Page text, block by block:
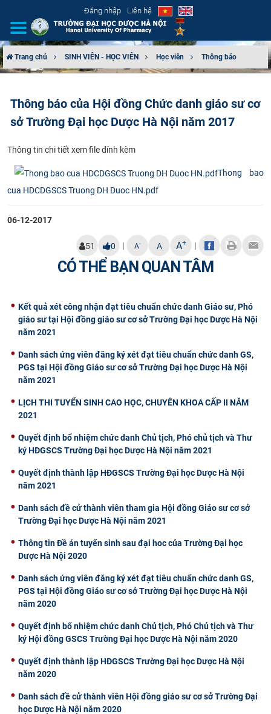
Đăng nhập Liên hệ
CƠ CẤU TỔ CHỨC
ĐÀO TẠO
ĐẢM BẢO CHẤT LƯỢNG
Trang chủ SINH VIÊN - HỌC VIÊN Học viên Thông báo
Thông báo của Hội đồng Chức danh giáo sư cơ
sở Trường Đại học Dược Hà Nội năm 2017
Th​ông tin chi tiết xem file đính kèm
Thong bao
cua HDCDGSCS Truong DH Duoc HN.pdf
06-12-2017
51 0 | A- A A+ |
CÓ THỂ BẠN QUAN TÂM
Kết quả xét công nhận đạt tiêu chuẩn chức danh Giáo sư, Phó
giáo sư tại Hội đồng giáo sư cơ sở Trường Đại học Dược Hà Nội
năm 2021
Danh sách ứng viên đăng ký xét đạt tiêu chuẩn chức danh GS,
PGS tại Hội đồng Giáo sư cơ sở Trường Đại học Dược Hà Nội
năm 2021
​LỊCH THI TUYỂN SINH CAO HỌC, CHUYÊN KHOA CẤP II NĂM
2021
Quyết định bổ nhiệm chức danh Chủ tịch, Phó chủ tịch và Thư
ký HĐGSCS Trường Đại học Dược Hà Nội năm 2021
Quyết định thành lập HĐGSCS Trường Đại học Dược Hà Nội
năm 2021
Danh sách đề cử thành viên tham gia Hội đồng Giáo sư cơ sở
Trường Đại học Dược Hà Nội năm 2021
Thông tin Đề án tuyển sinh sau đại hoc của Trường Đại học
Dược Hà Nội 2020
Danh sách ứng viên đăng ký xét đạt tiêu chuẩn chức danh GS,
PGS tại Hội đồng Giáo sư cơ sở Trường Đại học Dược Hà Nội
năm 2020
Quyết định bổ nhiệm chức danh Chủ tịch, Phó Chủ tịch và Thư
ký Hội đồng GSCS Trường Đại học Dược Hà Nội năm 2020
Quyết định thành lập HĐGSCS Trường Đại học Dược Hà Nội
năm 2020
Danh sách đề cử thành viên Hội đồng giáo sư cơ sở Trường Đại
học Dược Hà Nội năm 2020